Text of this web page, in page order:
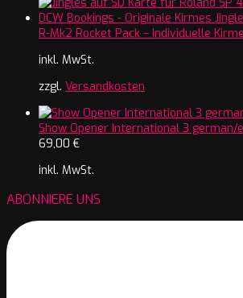
R-Mk2 Rocket Pack – Individuelle
inkl. MwSt.
zzgl. Versandkosten
Show Opener International 3
69,00 €
inkl. MwSt.
ABONNIERE UNS